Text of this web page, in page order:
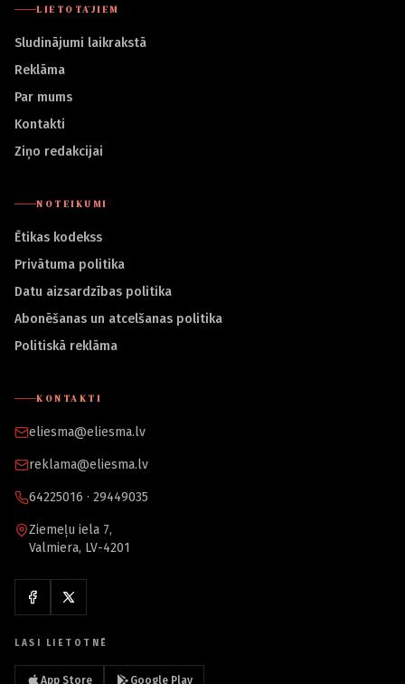
LIETOTĀJIEM
Sludinājumi laikrakstā
Reklāma
Par mums
Kontakti
Ziņo redakcijai
NOTEIKUMI
Ētikas kodekss
Privātuma politika
Datu aizsardzības politika
Abonēšanas un atcelšanas politika
Politiskā reklāma
KONTAKTI
eliesma@eliesma.lv
reklama@eliesma.lv
64225016 · 29449035
Ziemeļu iela 7,
Valmiera, LV-4201
LASI LIETOTNĒ
App Store Google Play